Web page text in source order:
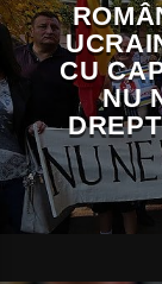
CU
NU